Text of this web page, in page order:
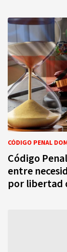
CÓDIGO PENAL
Código
entre
por libertad